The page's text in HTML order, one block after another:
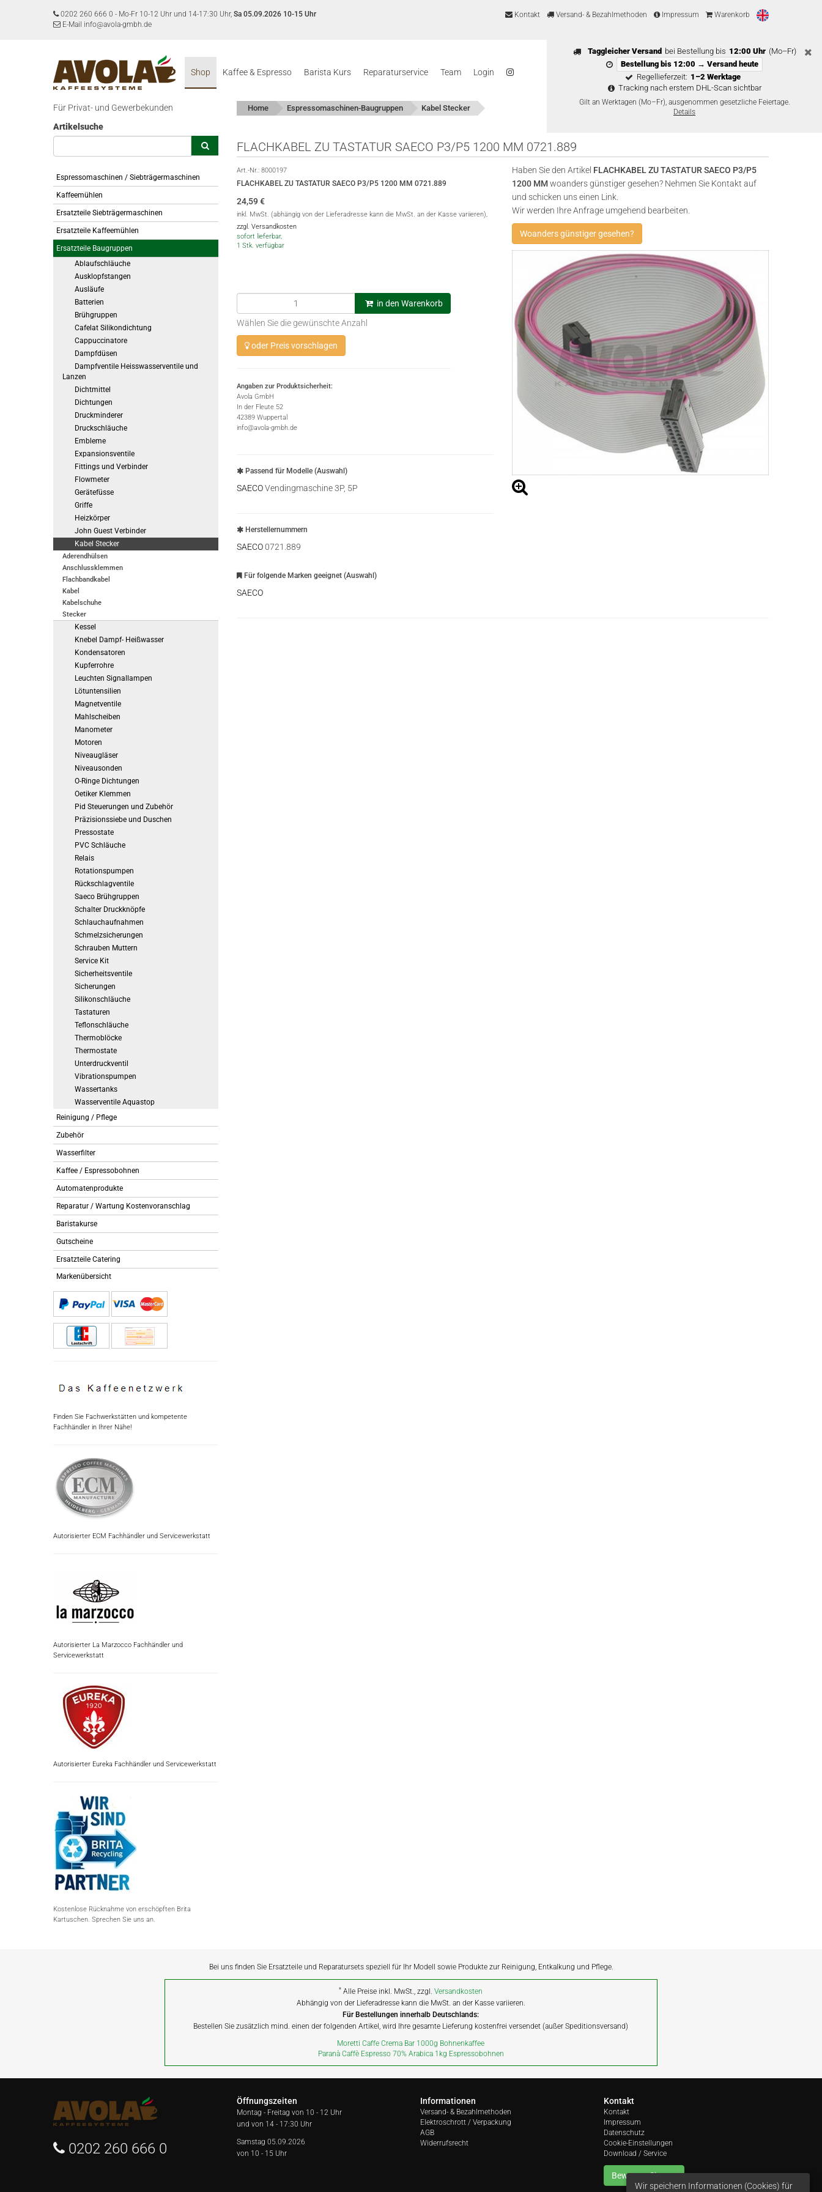
0202 260 666 0 - Mo-Fr 10-12 Uhr und 14-17:30 Uhr, Sa 05.09.2026 10-15 Uhr
E-Mail info@avola-gmbh.de
Kontakt Versand- & Bezahlmethoden Impressum Warenkorb
Taggleicher Versand bei Bestellung bis 12:00 Uhr (Mo–Fr)
Bestellung bis 12:00 → Versand heute
Regellieferzeit: 1–2 Werktage
Tracking nach erstem DHL-Scan sichtbar
Gilt an Werktagen (Mo–Fr), ausgenommen gesetzliche Feiertage.
Details
Shop Kaffee & Espresso Barista Kurs Reparaturservice Team Login
Für Privat- und Gewerbekunden
Artikelsuche
Espressomaschinen / Siebträgermaschinen
Kaffeemühlen
Ersatzteile Siebträgermaschinen
Ersatzteile Kaffeemühlen
Ersatzteile Baugruppen
Ablaufschläuche
Ausklopfstangen
Ausläufe
Batterien
Brühgruppen
Cafelat Silikondichtung
Cappuccinatore
Dampfdüsen
Dampfventile Heisswasserventile und
Lanzen
Dichtmittel
Dichtungen
Druckminderer
Druckschläuche
Embleme
Expansionsventile
Fittings und Verbinder
Flowmeter
Gerätefüsse
Griffe
Heizkörper
John Guest Verbinder
Kabel Stecker
Aderendhülsen
Anschlussklemmen
Flachbandkabel
Kabel
Kabelschuhe
Stecker
Kessel
Knebel Dampf- Heißwasser
Kondensatoren
Kupferrohre
Leuchten Signallampen
Lötuntensilien
Magnetventile
Mahlscheiben
Manometer
Motoren
Niveaugläser
Niveausonden
O-Ringe Dichtungen
Oetiker Klemmen
Pid Steuerungen und Zubehör
Präzisionssiebe und Duschen
Pressostate
PVC Schläuche
Relais
Rotationspumpen
Rückschlagventile
Saeco Brühgruppen
Schalter Druckknöpfe
Schlauchaufnahmen
Schmelzsicherungen
Schrauben Muttern
Service Kit
Sicherheitsventile
Sicherungen
Silikonschläuche
Tastaturen
Teflonschläuche
Thermoblöcke
Thermostate
Unterdruckventil
Vibrationspumpen
Wassertanks
Wasserventile Aquastop
Reinigung / Pflege
Zubehör
Wasserfilter
Kaffee / Espressobohnen
Automatenprodukte
Reparatur / Wartung Kostenvoranschlag
Baristakurse
Gutscheine
Ersatzteile Catering
Markenübersicht
Finden Sie Fachwerkstätten und kompetente
Fachhändler in Ihrer Nähe!
Autorisierter ECM Fachhändler und Servicewerkstatt
Autorisierter La Marzocco Fachhändler und
Servicewerkstatt
Autorisierter Eureka Fachhändler und Servicewerkstatt
Kostenlose Rücknahme von erschöpften Brita
Kartuschen. Sprechen Sie uns an.
Home Espressomaschinen-Baugruppen Kabel Stecker
FLACHKABEL ZU TASTATUR SAECO P3/P5 1200 MM 0721.889
Art.-Nr.: 8000197
FLACHKABEL ZU TASTATUR SAECO P3/P5 1200 MM 0721.889
24,59€
inkl. MwSt. (abhängig von der Lieferadresse kann die MwSt. an der Kasse variieren),
zzgl. Versandkosten
sofort lieferbar,
1 Stk. verfügbar
in den Warenkorb
Wählen Sie die gewünschte Anzahl
oder Preis vorschlagen
Angaben zur Produktsicherheit:
Avola GmbH
In der Fleute 52
42389 Wuppertal
info@avola-gmbh.de
Passend für Modelle (Auswahl)
SAECOVendingmaschine 3P, 5P
Herstellernummern
SAECO0721.889
Für folgende Marken geeignet (Auswahl)
SAECO
Haben Sie den Artikel FLACHKABEL ZU TASTATUR SAECO P3/P5
1200 MMwoanders günstiger gesehen? Nehmen Sie Kontakt auf
und schicken uns einen Link.
Wir werden Ihre Anfrage umgehend bearbeiten.
Woanders günstiger gesehen?
Bei uns finden Sie Ersatzteile und Reparatursets speziell für Ihr Modell sowie Produkte zur Reinigung, Entkalkung und Pflege.
* Alle Preise inkl. MwSt., zzgl.Versandkosten
Abhängig von der Lieferadresse kann die MwSt. an der Kasse variieren.
Für Bestellungen innerhalb Deutschlands:
Bestellen Sie zusätzlich mind. einen der folgenden Artikel, wird Ihre gesamte Lieferung kostenfrei versendet (außer Speditionsversand)
Moretti Caffe Crema Bar 1000g Bohnenkaffee
Paranà Caffè Espresso 70% Arabica 1kg Espressobohnen
0202 260 666 0
Öffnungszeiten
Montag - Freitag von 10 - 12 Uhr
und von 14 - 17:30 Uhr
Samstag 05.09.2026
von 10 - 15 Uhr
Informationen
Versand- & Bezahlmethoden
Elektroschrott / Verpackung
AGB
Widerrufsrecht
Kontakt
Kontakt
Impressum
Datenschutz
Cookie-Einstellungen
Download / Service
Bewerten Sie uns
Wir speichern Informationen (Cookies) für